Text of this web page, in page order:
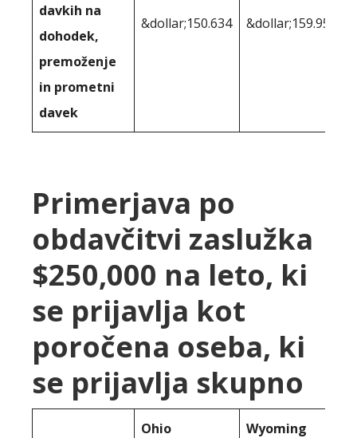
davkih na
dohodek,
premoženje
in prometni
davek
&dollar;150.634 &dollar;159.957
Primerjava po
obdavčitvi zaslužka
$250,000 na leto, ki
se prijavlja kot
poročena oseba, ki
se prijavlja skupno
Ohio Wyoming